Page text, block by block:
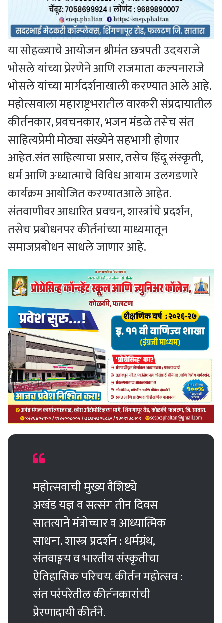
या सोहळ्याचे आयोजन श्रीमंत छत्रपती उदयराजे
भोसले यांच्या प्रेरणेने आणि राजमाता कल्पनाराजे
भोसले यांच्या मार्गदर्शनाखाली करण्यात आले आहे.
महोत्सवाला महाराष्ट्रभरातील वारकरी संप्रदायातील
कीर्तनकार, प्रवचनकार, भजन मंडळे तसेच संत
साहित्यप्रेमी मोठ्या संख्येने सहभागी होणार
आहेत.संत साहित्याचा प्रसार, तसेच हिंदू संस्कृती,
धर्म आणि अध्यात्माचे विविध आयाम उलगडणारे
कार्यक्रम आयोजित करण्यातआले आहेत.
संतवाणीवर आधारित प्रवचन, शास्त्रांचे प्रदर्शन,
तसेच प्रबोधनपर कीर्तनांच्या माध्यमातून
समाजप्रबोधन साधले जाणार आहे.
महोत्सवाची मुख्य वैशिष्ट्ये
अखंड यज्ञ व सत्संग तीन दिवस
सातत्याने मंत्रोच्चार व आध्यात्मिक
साधना. शास्त्र प्रदर्शन : धर्मग्रंथ,
संतवाङ्मय व भारतीय संस्कृतीचा
ऐतिहासिक परिचय. कीर्तन महोत्सव :
संत परंपरेतील कीर्तनकारांची
प्रेरणादायी कीर्तने.